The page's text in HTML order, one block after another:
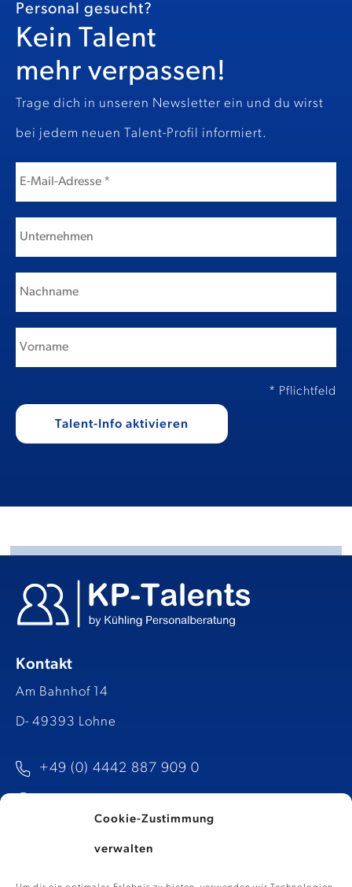
Cookie-Zustimmung
verwalten
Personal gesucht?
Kein Talent
mehr verpassen!
Trage dich in unseren Newsletter ein und du wirst
bei jedem neuen Talent-Profil informiert.
* Pflichtfeld
Kontakt
Am Bahnhof 14
D- 49393 Lohne
+49 (0) 4442 887 909 0